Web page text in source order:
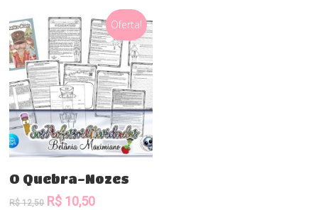
Oferta!
Comprar
O Quebra-Nozes
R$12,50 O
R$ 10,50O